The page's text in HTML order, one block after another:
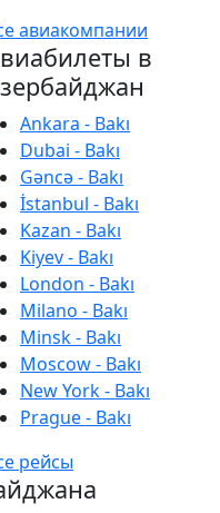
авиакомпании
в
Ankara - Bakı
Dubai - Bakı
Gəncə - Bakı
İstanbul - Bakı
Kazan - Bakı
Kiyev - Bakı
London - Bakı
Milano - Bakı
Minsk - Bakı
Moscow - Bakı
New York - Bakı
Prague - Bakı
рейсы